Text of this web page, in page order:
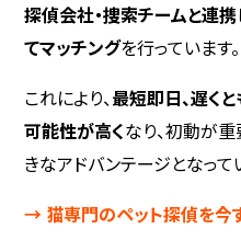
探偵会社・捜索チームと連携
てマッチングを行っています。
これにより、最短即日、遅く
可能性が高くなり、初動が
きなアドバンテージとなって
→ 猫専門のペット探偵を今